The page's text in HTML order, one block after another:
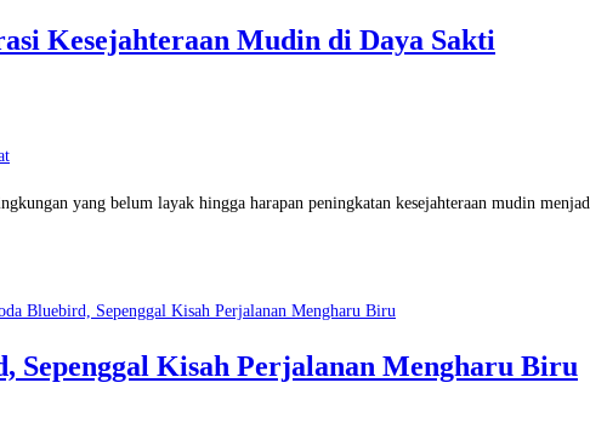
Kesejahteraan Mudin di Daya Sakti
yang belum layak hingga harapan peningkatan kesejahteraan mudin
Sepenggal Kisah Perjalanan Mengharu Biru